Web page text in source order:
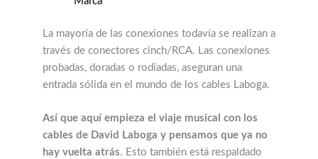
La mayoría de las conexiones todavía se realizan a
través de conectores cinch/RCA. Las conexiones
probadas, doradas o rodiadas, aseguran una
entrada sólida en el mundo de los cables Laboga.
Así que aquí empieza el viaje musical con los
cables de David Laboga y pensamos que ya no
hay vuelta atrás. Esto también está respaldado